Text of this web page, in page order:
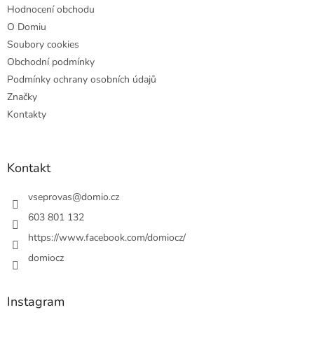
Hodnocení obchodu
O Domiu
Soubory cookies
Obchodní podmínky
Podmínky ochrany osobních údajů
Značky
Kontakty
Kontakt
vseprovas@domio.cz
603 801 132
https://www.facebook.com/domiocz/
domiocz
Instagram